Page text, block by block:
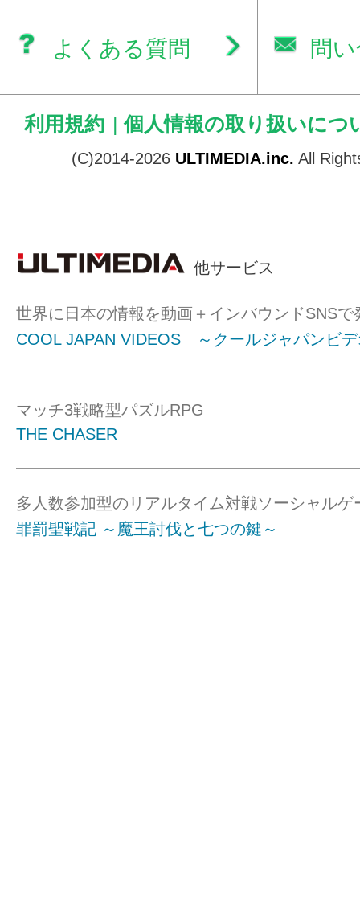
よくある質問 問
利用規約 | 個人情報の取り扱いにつ
(C)2014-2026 ULTIMEDIA.inc. All
他サービス
世界に日本の情報を動画＋インバウンドSNSで
COOL JAPAN VIDEOS ～クールジャパンビ
マッチ3戦略型パズルRPG
THE CHASER
多人数参加型のリアルタイム対戦ソーシャルゲ
罪罰聖戦記 ～魔王討伐と七つの鍵～